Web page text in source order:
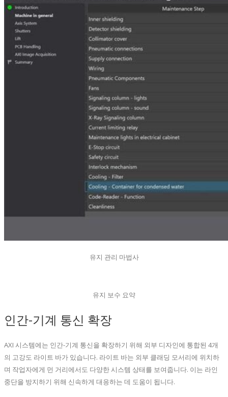
유지 관리 마법사
유지 보수 요약
인간-기계 통신 확장
AXI 시스템에는 인간-기계 통신을 확장하기 위해 외부 디자인에 통합된 4개
의 고강도 라이트 바가 있습니다. 라이트 바는 외부 클래딩 모서리에 위치하
며 작업자에게 먼 거리에서도 다양한 시스템 상태를 보여줍니다. 이는 라인
중단을 방지하기 위해 신속하게 대응하는 데 도움이 됩니다.